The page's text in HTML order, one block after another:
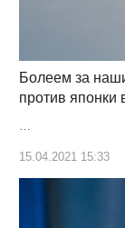
Болеем за
против японки
15.04.2021 15:33